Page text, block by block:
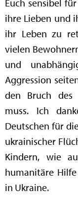
Euch sensibel
ihre Lieben und
ihr Leben zu
vielen
und
Aggression
den Bruch des
muss. Ich
Deutschen für
ukrainischer
Kindern, wie
humanitäre
in Ukraine.